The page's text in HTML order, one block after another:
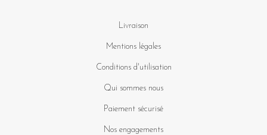
Livraison
Mentions légales
Conditions d'utilisation
Qui sommes nous
Paiement sécurisé
Nos engagements